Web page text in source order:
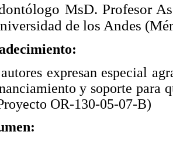
MsD. Profesor
de los Andes
expresan especial
y soporte para
OR-130-05-07-B)